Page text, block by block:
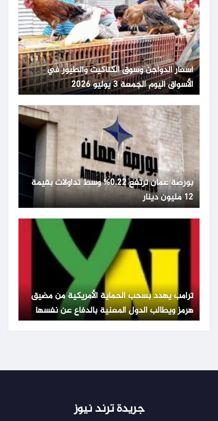
أسعار الدواجن وسوق الكتاكيت والطيور في
الأسواق اليوم الجمعة 3 يوليو 2026
بورصة عمان ترتفع 0.22% وسط تداولات بقيمة
12 مليون دينار
ترامب يهدد بسحب الحماية الأمريكية من مضيق
هرمز ويطالب الدول المعنية بالدفاع عن نفسها
جريدة ترند نيوز